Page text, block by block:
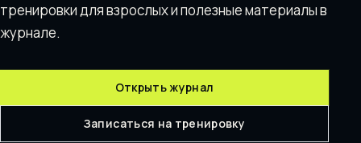
тренировки для взрослых и полезные материалы в
журнале.
Открыть журнал
Записаться на тренировку